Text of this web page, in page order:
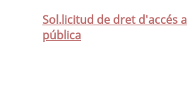
Sol.licitud de dret d'accés
pública